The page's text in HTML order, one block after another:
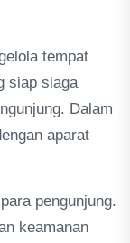
tempat
siap siaga
Dalam
aparat
pengunjung.
keamanan